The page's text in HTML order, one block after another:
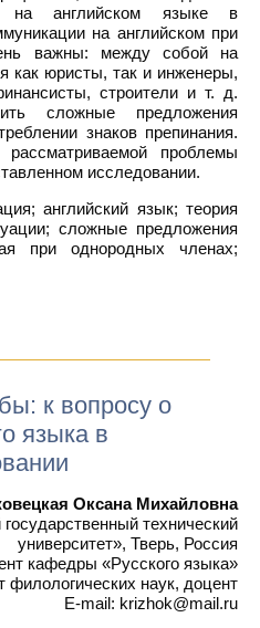
на английском языке в
на английском при
важны: между собой на
как юристы, так и инженеры,
строители и т. д.
сложные предложения
знаков препинания.
проблемы
исследовании.
английский язык; теория
сложные предложения
при однородных членах;
к вопросу о
языка в
Оксана Михайловна
технический
университет», Тверь, Россия
кафедры «Русского языка»
филологических наук, доцент
E-mail: krizhok@mail.ru